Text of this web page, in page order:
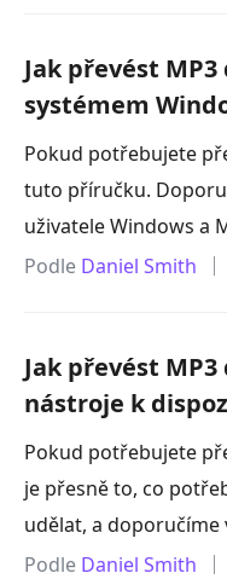
Jak převést
systémem
Pokud potřebujete
tuto příručku.
uživatele Windows a
Podle Daniel Smith
Jak převést MP3
nástroje k
Pokud potřebujete
je přesně to, co
udělat, a doporučíme
Podle Daniel Smith